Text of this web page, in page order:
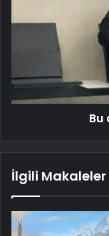
Bu
İlgili Makaleler